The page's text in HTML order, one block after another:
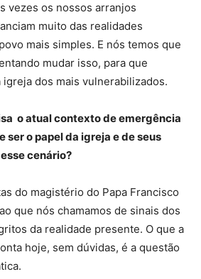
vezes os nossos arranjos
muito das realidades
mais simples. E nós temos que
mudar isso, para que
igreja dos mais vulnerabilizados.
o atual contexto de emergência
ser o papel da igreja e de seus
cenário?
do magistério do Papa Francisco
que nós chamamos de sinais dos
da realidade presente. O que a
hoje, sem dúvidas, é a questão